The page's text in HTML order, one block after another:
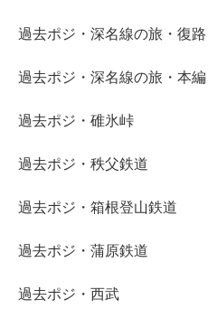
過去ポジ・深名線の旅・復路
過去ポジ・深名線の旅・本編
過去ポジ・碓氷峠
過去ポジ・秩父鉄道
過去ポジ・箱根登山鉄道
過去ポジ・蒲原鉄道
過去ポジ・西武